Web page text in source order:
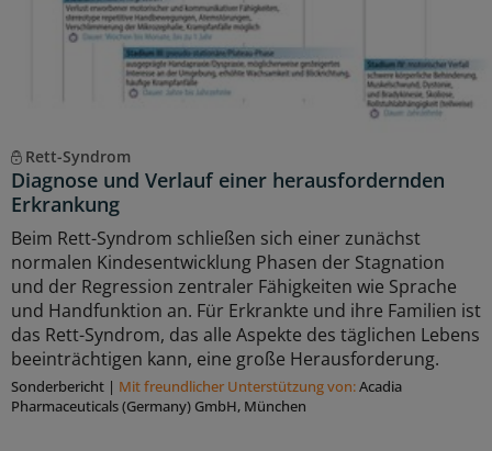
Rett-Syndrom
Diagnose und Verlauf einer herausfordernden
Erkrankung
Beim Rett-Syndrom schließen sich einer zunächst
normalen Kindesentwicklung Phasen der Stagnation
und der Regression zentraler Fähigkeiten wie Sprache
und Handfunktion an. Für Erkrankte und ihre Familien ist
das Rett-Syndrom, das alle Aspekte des täglichen Lebens
beeinträchtigen kann, eine große Herausforderung.
Sonderbericht | Mit freundlicher Unterstützung von:Acadia
Pharmaceuticals (Germany) GmbH, München